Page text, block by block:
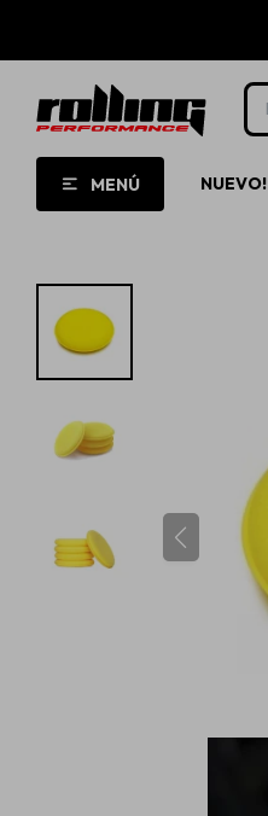
MENÚ NUEVO!